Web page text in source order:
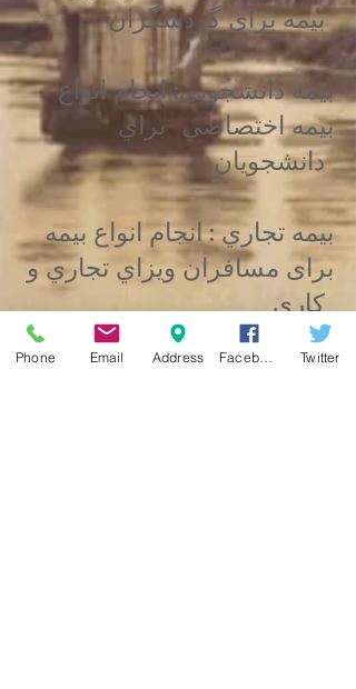
بیمه برای گردشگران
بيمه دانشجويي: انجام انواع
بیمه اختصاصي براي
دانشجويان
بيمه تجاري : انجام انواع بیمه
برای مسافران ويزاي تجاري و
كاري
بيمه پزشکی: انجام انواع بيمه
Phone Email Address Twitter